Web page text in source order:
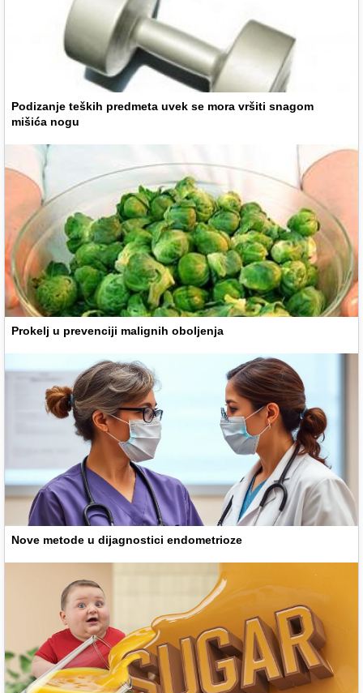
Podizanje teških predmeta uvek se mora vršiti snagom
mišića nogu
Prokelj u prevenciji malignih oboljenja
Nove metode u dijagnostici endometrioze